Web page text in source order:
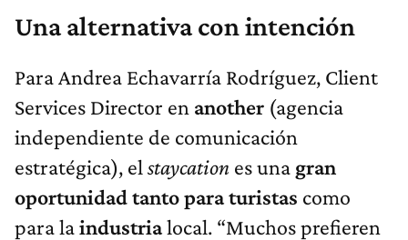
Una alternativa con intención
Para Andrea Echavarría Rodríguez, Client
Services Director en another (agencia
independiente de comunicación
estratégica), el staycation es una gran
oportunidad tanto para turistas como
para laindustrialocal. “Muchos prefieren